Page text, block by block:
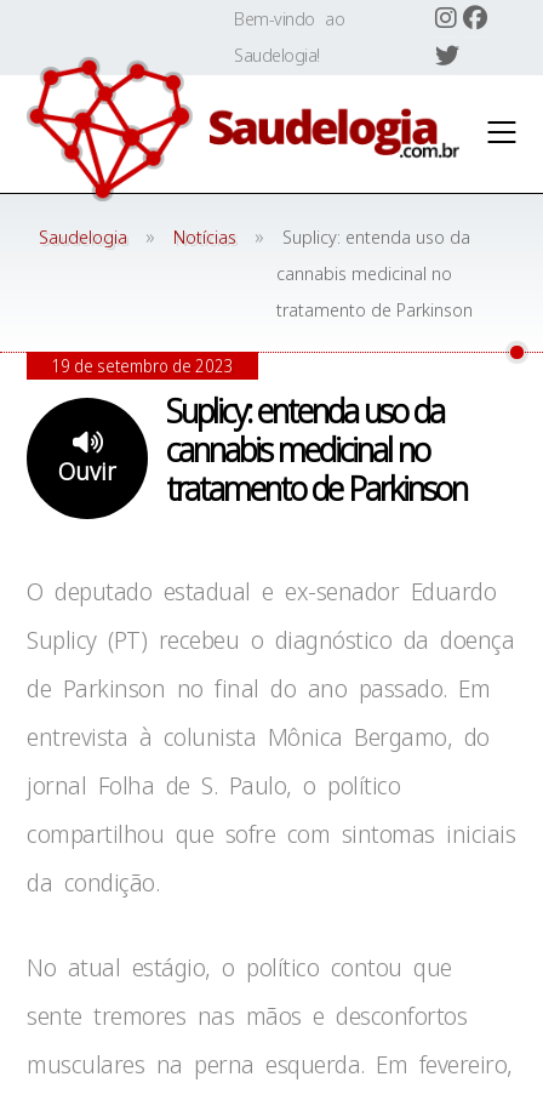
content
Bem-vindo ao
Saudelogia!
Saudelogia » Notícias »
Suplicy: entenda uso da
cannabis medicinal no
tratamento de Parkinson
Suplicy: entenda uso da
cannabis medicinal no
tratamento de Parkinson
Ouvir
19 de setembro de 2023
​O deputado estadual e ex-senador Eduardo
Suplicy (PT) recebeu o diagnóstico da doença
de Parkinson no final do ano passado. Em
entrevista à colunista Mônica Bergamo, do
jornal Folha de S. Paulo, o político
compartilhou que sofre com sintomas iniciais
da condição.
No atual estágio, o político contou que
sente tremores nas mãos e desconfortos
musculares na perna esquerda. Em fevereiro,